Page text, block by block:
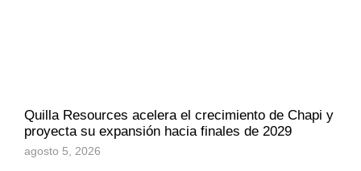
Quilla Resources acelera el crecimiento de Chapi y
proyecta su expansión hacia finales de 2029
agosto 5, 2026